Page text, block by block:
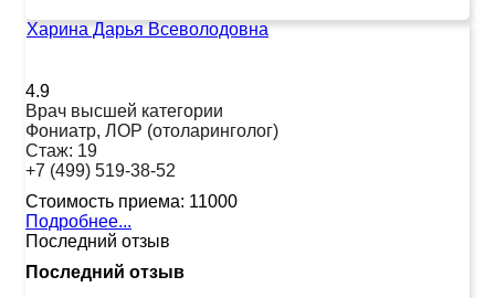
Харина Дарья Всеволодовна
4.9
Врач высшей категории
Фониатр, ЛОР (отоларинголог)
Стаж: 19
+7 (499) 519-38-52
Стоимость приема: 11000
Подробнее...
Последний отзыв
Последний отзыв